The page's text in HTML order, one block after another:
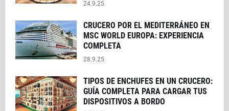
24.9.25
CRUCERO POR EL MEDITERRÁNEO EN
MSC WORLD EUROPA: EXPERIENCIA
COMPLETA
28.9.25
TIPOS DE ENCHUFES EN UN CRUCERO:
GUÍA COMPLETA PARA CARGAR TUS
DISPOSITIVOS A BORDO